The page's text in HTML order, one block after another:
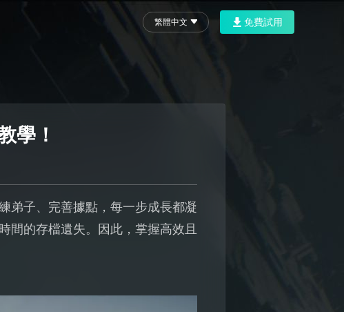
繁體中文 免費試用
學！
弟子、完善據點，每一步成長都凝
間的存檔遺失。因此，掌握高效且